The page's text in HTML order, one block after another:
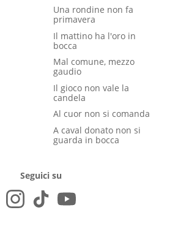
Una rondine non fa
primavera
Il mattino ha l'oro in
bocca
Mal comune, mezzo
gaudio
Il gioco non vale la
candela
Al cuor non si comanda
A caval donato non si
guarda in bocca
Seguici su